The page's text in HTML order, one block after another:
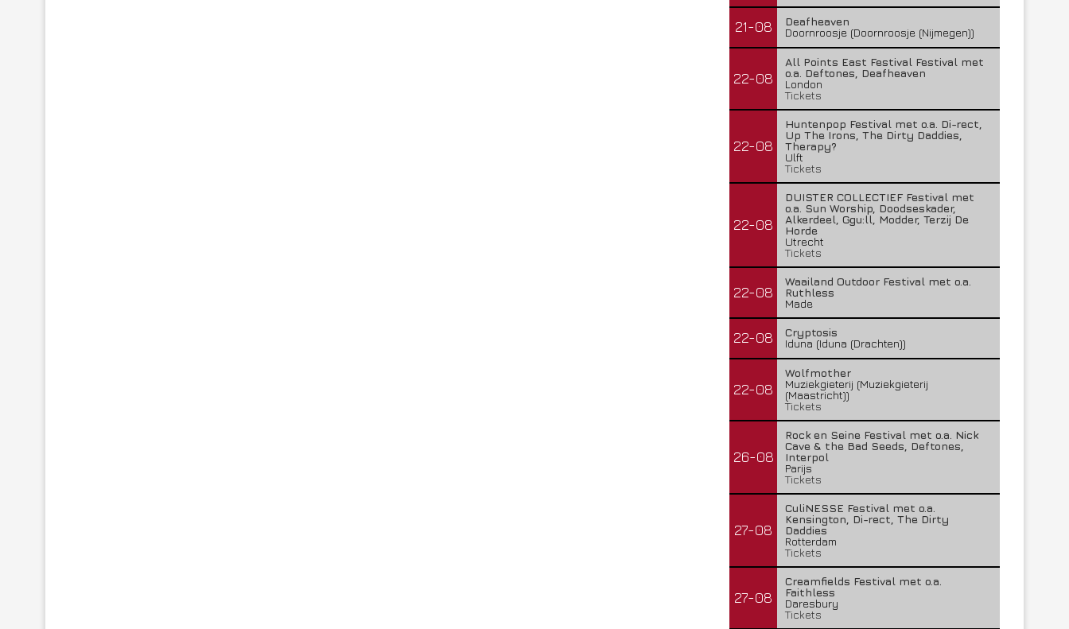
21-08
Deafheaven
Doornroosje (Doornroosje (Nijmegen))
22-08
All Points East Festival Festival met
o.a. Deftones, Deafheaven
London
Tickets
22-08
Huntenpop Festival met o.a. Di-rect,
Up The Irons, The Dirty Daddies,
Therapy?
Ulft
Tickets
22-08
DUISTER COLLECTIEF Festival met
o.a. Sun Worship, Doodseskader,
Alkerdeel, Ggu:ll, Modder, Terzij De
Horde
Utrecht
Tickets
22-08
Waailand Outdoor Festival met o.a.
Ruthless
Made
22-08
Cryptosis
Iduna (Iduna (Drachten))
22-08
Wolfmother
Muziekgieterij (Muziekgieterij
(Maastricht))
Tickets
26-08
Rock en Seine Festival met o.a. Nick
Cave & the Bad Seeds, Deftones,
Interpol
Parijs
Tickets
27-08
CuliNESSE Festival met o.a.
Kensington, Di-rect, The Dirty
Daddies
Rotterdam
Tickets
27-08
Creamfields Festival met o.a.
Faithless
Daresbury
Tickets